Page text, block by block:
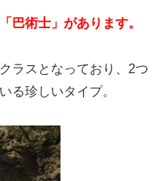
巴術士」があります。
ラスとなっており、2つ
る珍しいタイプ。